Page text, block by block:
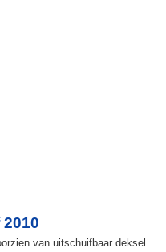
van uitschuifbaar deksel